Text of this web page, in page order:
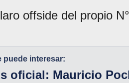
offside del propio
puede interesar:
oficial: Mauricio